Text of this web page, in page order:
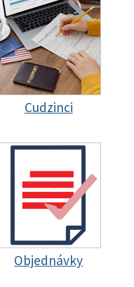
Cudzinci
Objednávky